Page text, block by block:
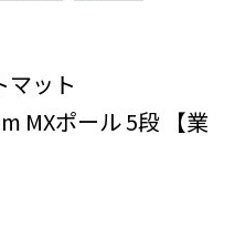
マット
MXポール 5段 【業